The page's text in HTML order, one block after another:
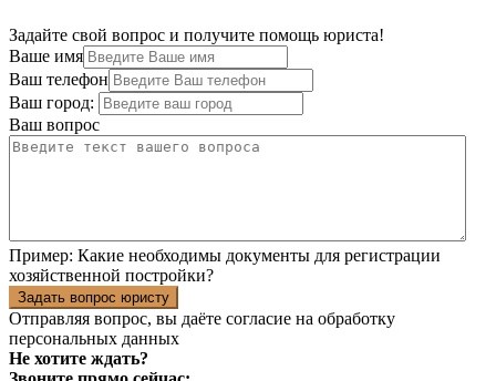
Задайте свой вопрос и получите помощь юриста!
Ваше имя
Ваш телефон
Ваш город:
Ваш вопрос
Пример: Какие необходимы документы для регистрации
хозяйственной постройки?
Задать вопрос юристу
Отправляя вопрос, вы даёте согласие на обработку
персональных данных
Не хотите ждать?